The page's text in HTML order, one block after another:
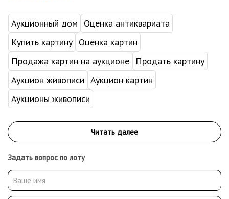
Аукционный дом
Оценка антиквариата
Купить картину Оценка картин
Продажа картин на аукционе
Продать картину
Аукцион живописи Аукцион картин
Аукционы живописи
Задать вопрос по лоту